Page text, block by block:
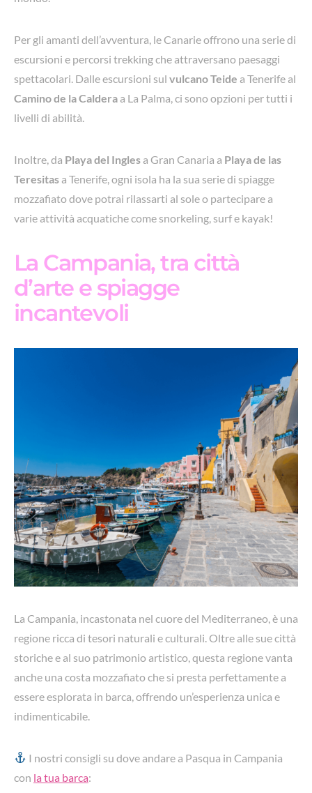
Per gli amanti dell’avventura, le Canarie offrono una serie di
escursioni e percorsi trekking che attraversano paesaggi
spettacolari. Dalle escursioni sul vulcano Teide a Tenerife al
Camino de la Caldera a La Palma, ci sono opzioni per tutti i
livelli di abilità.
Inoltre, da Playa del Ingles a Gran Canaria a Playa de las
Teresitas a Tenerife, ogni isola ha la sua serie di spiagge
mozzafiato dove potrai rilassarti al sole o partecipare a
varie attività acquatiche come snorkeling, surf e kayak!
La Campania, tra città
d’arte e spiagge
incantevoli
La Campania, incastonata nel cuore del Mediterraneo, è una
regione ricca di tesori naturali e culturali. Oltre alle sue città
storiche e al suo patrimonio artistico, questa regione vanta
anche una costa mozzafiato che si presta perfettamente a
essere esplorata in barca, offrendo un’esperienza unica e
indimenticabile.
I nostri consigli su dove andare a Pasqua in Campania
con la tua barca: